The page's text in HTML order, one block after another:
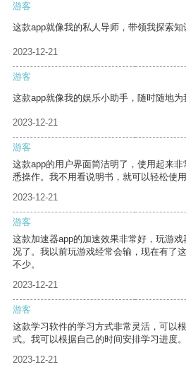
游客
这款app就像我的私人导师，带领我探索知
2023-12-21
游客
这款app就像我的娱乐小助手，随时随地为
2023-12-21
游客
这款app的用户界面简洁明了，使用起来
悉操作。我不用看说明书，就可以轻松使用
2023-12-21
游客
这款加速器app的加速效果非常好，玩游
况了。我以前玩游戏经常会输，现在有了
不少。
2023-12-21
游客
这款学习软件的学习方式非常灵活，可以
式。我可以根据自己的时间安排学习进度。
2023-12-21